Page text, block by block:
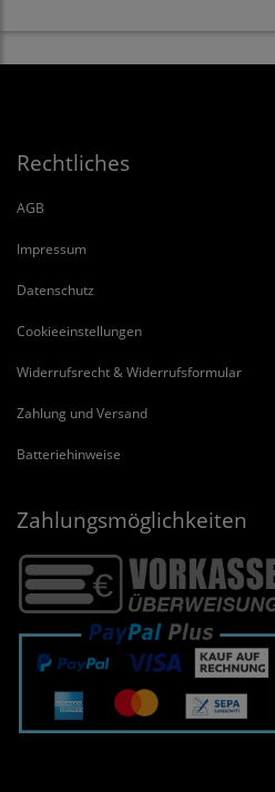
Rechtliches
AGB
Impressum
Datenschutz
Cookieeinstellungen
Widerrufsrecht & Widerrufsformular
Zahlung und Versand
Batteriehinweise
Zahlungsmöglichkeiten